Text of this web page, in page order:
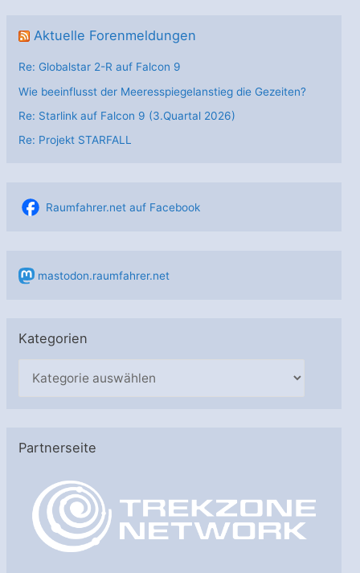
Aktuelle Forenmeldungen
Re: Globalstar 2-R auf Falcon 9
Wie beeinflusst der Meeresspiegelanstieg die Gezeiten?
Re: Starlink auf Falcon 9 (3.Quartal 2026)
Re: Projekt STARFALL
Raumfahrer.net auf Facebook
mastodon.raumfahrer.net
Kategorien
g
Partnerseite